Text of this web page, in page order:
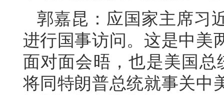
郭嘉昆：应国家主席习
进行国事访问。这是中美
面对面会晤，也是美国
将同特朗普总统就事关中